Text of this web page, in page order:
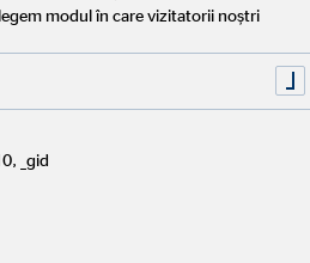
– acestea sunt elementele
serviciilor noastre. Începem cu
rezerv suficient timp să vă
modul în care vizitatorii noștri
_gid